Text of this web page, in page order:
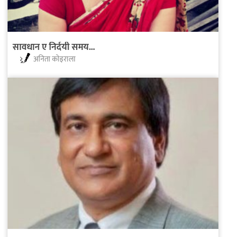
सावधान ए निर्दयी समय...
अनिता काेइराला